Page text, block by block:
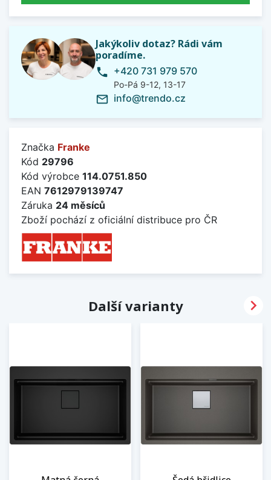
Jakýkoliv dotaz? Rádi vám
poradíme.
phone +420 731 979 570
Po-Pá 9-12, 13-17
mail_outline info@trendo.cz
Značka Franke
Kód 29796
Kód výrobce 114.0751.850
EAN 7612979139747
Záruka 24 měsíců
Zboží pochází z oficiální distribuce pro ČR
Další varianty 